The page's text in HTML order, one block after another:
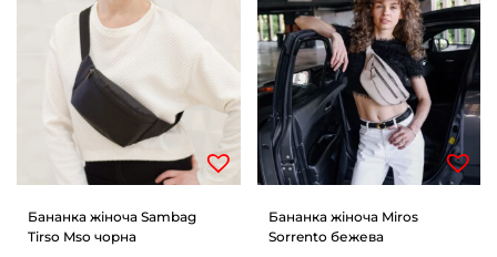
Бананка жіноча Sambag
Tirso Mso чорна
Бананка жіноча Miros
Sorrento бежева